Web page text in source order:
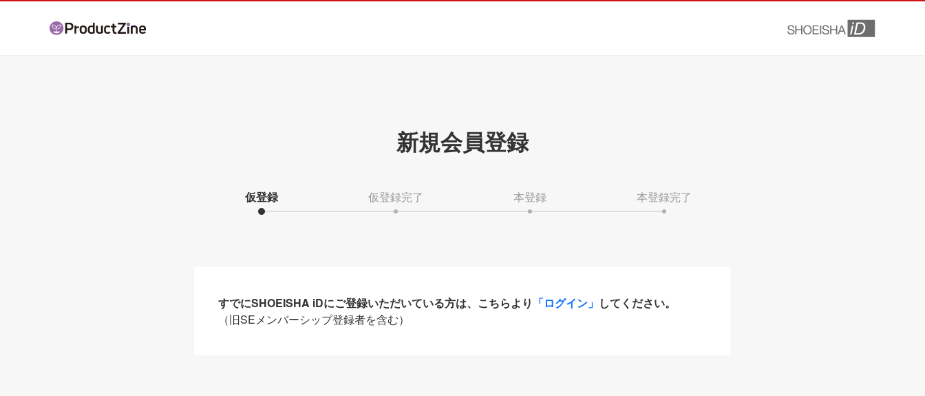
新規会員登録
仮登録 仮登録完了 本登録 本登録完了
すでにSHOEISHA iDにご登録いただいている方は、こちらより 「ログイン」 してください。
（旧SEメンバーシップ登録者を含む）